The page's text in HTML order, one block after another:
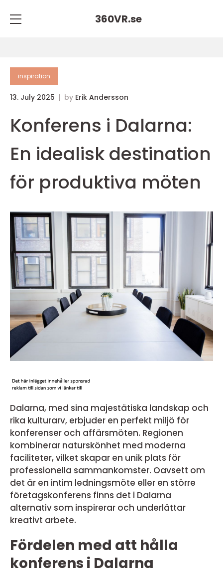
360VR.se
inspiration
13. July 2025 by Erik Andersson
Konferens i Dalarna:
En idealisk destination
för produktiva möten
Dalarna, med sina majestätiska landskap och
rika kulturarv, erbjuder en perfekt miljö för
konferenser och affärsmöten. Regionen
kombinerar naturskönhet med moderna
faciliteter, vilket skapar en unik plats för
professionella sammankomster. Oavsett om
det är en intim ledningsmöte eller en större
företagskonferens finns det i Dalarna
alternativ som inspirerar och underlättar
kreativt arbete.
Fördelen med att hålla
konferens i Dalarna